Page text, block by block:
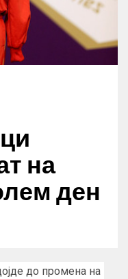
на
ден
до промена на